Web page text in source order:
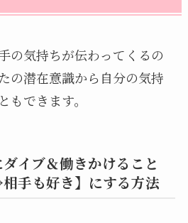
の気持ちが伝わってくるの
の潜在意識から自分の気持
もできます。
イブ＆働きかけること
手も好き】にする方法